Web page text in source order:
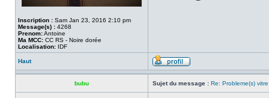
Inscription : Sam Jan 23, 2016 2:10 pm
Message(s) : 4268
Prenom:Antoine
Ma MCC: CC RS - Noire dorée
Localisation: IDF
Haut
bubu Sujet du message : Re: Probleme(s)